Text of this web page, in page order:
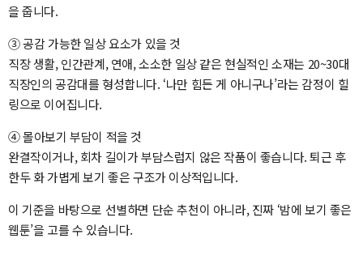
을 줍니다.
③ 공감 가능한 일상 요소가 있을 것
직장 생활, 인간관계, 연애, 소소한 일상 같은 현실적인 소재는 20~30대
직장인의 공감대를 형성합니다. ‘나만 힘든 게 아니구나’라는 감정이 힐
링으로 이어집니다.
④ 몰아보기 부담이 적을 것
완결작이거나, 회차 길이가 부담스럽지 않은 작품이 좋습니다. 퇴근 후
한두 화 가볍게 보기 좋은 구조가 이상적입니다.
이 기준을 바탕으로 선별하면 단순 추천이 아니라, 진짜 ‘밤에 보기 좋은
웹툰’을 고를 수 있습니다.